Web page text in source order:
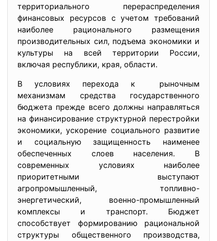
территориального перераспределения
финансовых ресурсов с учетом требований
наиболее рационального размещения
производительных сил, подъема экономики и
культуры на всей территории России,
включая республики, края, области.
В условиях перехода к рыночным
механизмам средства государственного
бюджета прежде всего должны направляться
на финансирование структурной перестройки
экономики, ускорение социального развитие
и социальную защищенность наименее
обеспеченных слоев населения. В
современных условиях наиболее
приоритетными выступают
агропромышленный, топливно-
энергетический, военно-промышленный
комплексы и транспорт. Бюджет
способствует формированию рациональной
структуры общественного производства,